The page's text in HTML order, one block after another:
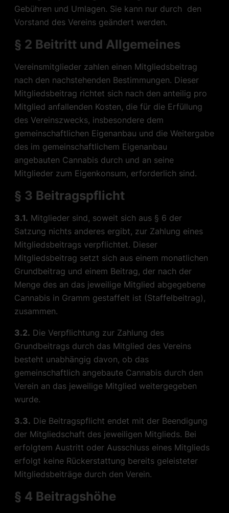
Gebühren und Umlagen. Sie kann nur durch den
Vorstand des Vereins geändert werden.
§ 2 Beitritt und Allgemeines
Vereinsmitglieder zahlen einen Mitgliedsbeitrag
nach den nachstehenden Bestimmungen. Dieser
Mitgliedsbeitrag richtet sich nach den anteilig pro
Mitglied anfallenden Kosten, die für die Erfüllung
des Vereinszwecks, insbesondere dem
gemeinschaftlichen Eigenanbau und die Weitergabe
des im gemeinschaftlichem Eigenanbau
angebauten Cannabis durch und an seine
Mitglieder zum Eigenkonsum, erforderlich sind.
§ 3 Beitragspflicht
3.1. Mitglieder sind, soweit sich aus § 6 der
Satzung nichts anderes ergibt, zur Zahlung eines
Mitgliedsbeitrags verpflichtet. Dieser
Mitgliedsbeitrag setzt sich aus einem monatlichen
Grundbeitrag und einem Beitrag, der nach der
Menge des an das jeweilige Mitglied abgegebene
Cannabis in Gramm gestaffelt ist (Staffelbeitrag),
zusammen.
3.2. Die Verpflichtung zur Zahlung des
Grundbeitrags durch das Mitglied des Vereins
besteht unabhängig davon, ob das
gemeinschaftlich angebaute Cannabis durch den
Verein an das jeweilige Mitglied weitergegeben
wurde.
3.3. Die Beitragspflicht endet mit der Beendigung
der Mitgliedschaft des jeweiligen Mitglieds. Bei
erfolgtem Austritt oder Ausschluss eines Mitglieds
erfolgt keine Rückerstattung bereits geleisteter
Mitgliedsbeiträge durch den Verein.
§ 4 Beitragshöhe